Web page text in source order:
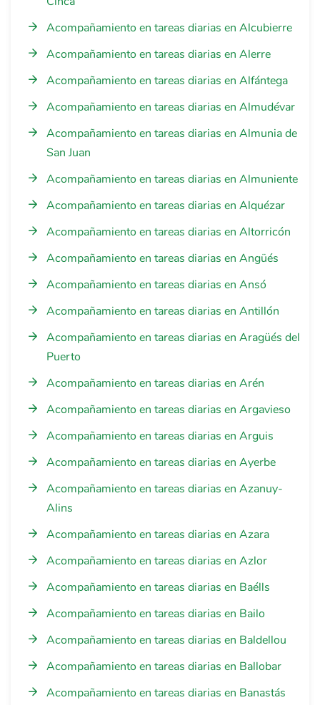
Acompañamiento en tareas diarias en Alcubierre
Acompañamiento en tareas diarias en Alerre
Acompañamiento en tareas diarias en Alfántega
Acompañamiento en tareas diarias en Almudévar
Acompañamiento en tareas diarias en Almunia de
San Juan
Acompañamiento en tareas diarias en Almuniente
Acompañamiento en tareas diarias en Alquézar
Acompañamiento en tareas diarias en Altorricón
Acompañamiento en tareas diarias en Angüés
Acompañamiento en tareas diarias en Ansó
Acompañamiento en tareas diarias en Antillón
Acompañamiento en tareas diarias en Aragüés del
Puerto
Acompañamiento en tareas diarias en Arén
Acompañamiento en tareas diarias en Argavieso
Acompañamiento en tareas diarias en Arguis
Acompañamiento en tareas diarias en Ayerbe
Acompañamiento en tareas diarias en Azanuy-
Alins
Acompañamiento en tareas diarias en Azara
Acompañamiento en tareas diarias en Azlor
Acompañamiento en tareas diarias en Baélls
Acompañamiento en tareas diarias en Bailo
Acompañamiento en tareas diarias en Baldellou
Acompañamiento en tareas diarias en Ballobar
Acompañamiento en tareas diarias en Banastás